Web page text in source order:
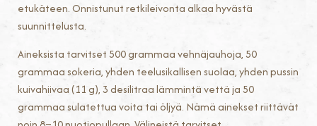
etukäteen. Onnistunut retkileivonta alkaa hyvästä
suunnittelusta.
Aineksista tarvitset 500 grammaa vehnäjauhoja, 50
grammaa sokeria, yhden teelusikallisen suolaa, yhden pussin
kuivahiivaa (11 g), 3 desilitraa lämmintä vettä ja 50
grammaa sulatettua voita tai öljyä. Nämä ainekset riittävät